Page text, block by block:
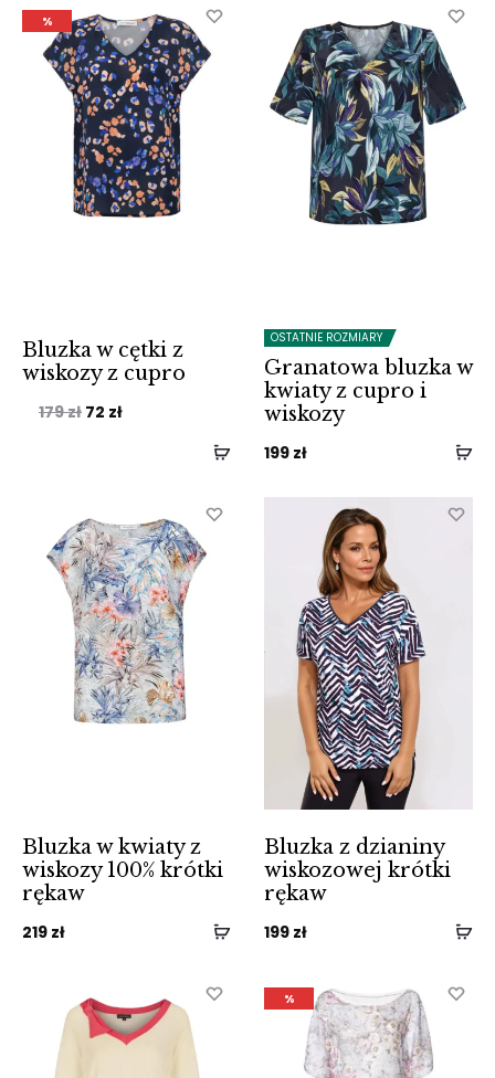
%
Bluzka w cętki z
wiskozy z cupro
179zł Pierwotna
72 złAktualna
OSTATNIE ROZMIARY
Granatowa bluzka w
kwiaty z cupro i
wiskozy
199 zł
Bluzka w kwiaty z
wiskozy 100% krótki
rękaw
219 zł
Bluzka z dzianiny
wiskozowej krótki
rękaw
199 zł
%